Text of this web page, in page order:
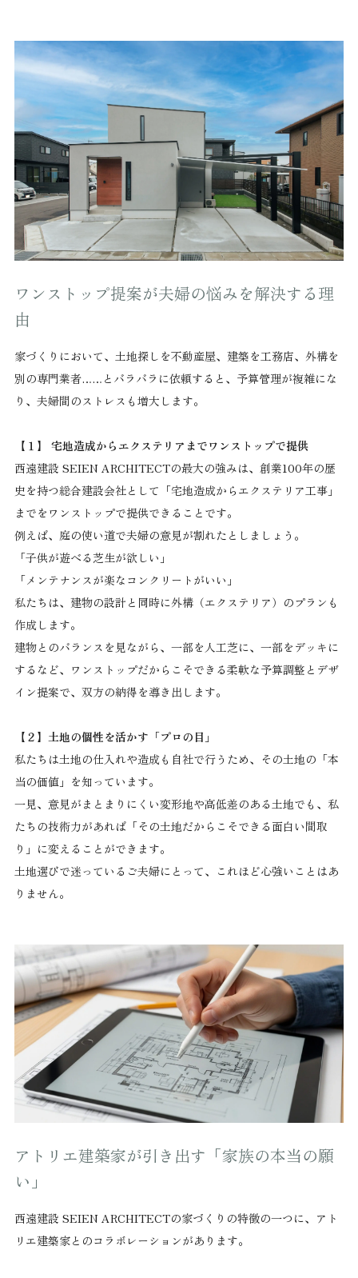
ワンストップ提案が夫婦の悩みを解決する理
由
家づくりにおいて、土地探しを不動産屋、建築を工務店、外構を
別の専門業者……とバラバラに依頼すると、予算管理が複雑にな
り、夫婦間のストレスも増大します。
【１】 宅地造成からエクステリアまでワンストップで提供
西遠建設 SEIEN ARCHITECTの最大の強みは、創業100年の歴
史を持つ総合建設会社として「宅地造成からエクステリア工事」
までをワンストップで提供できることです。
例えば、庭の使い道で夫婦の意見が割れたとしましょう。
「子供が遊べる芝生が欲しい」
「メンテナンスが楽なコンクリートがいい」
私たちは、建物の設計と同時に外構（エクステリア）のプランも
作成します。
建物とのバランスを見ながら、一部を人工芝に、一部をデッキに
するなど、ワンストップだからこそできる柔軟な予算調整とデザ
イン提案で、双方の納得を導き出します。
【２】土地の個性を活かす「プロの目」
私たちは土地の仕入れや造成も自社で行うため、その土地の「本
当の価値」を知っています。
一見、意見がまとまりにくい変形地や高低差のある土地でも、私
たちの技術力があれば「その土地だからこそできる面白い間取
り」に変えることができます。
土地選びで迷っているご夫婦にとって、これほど心強いことはあ
りません。
アトリエ建築家が引き出す「家族の本当の願
い」
西遠建設 SEIEN ARCHITECTの家づくりの特徴の一つに、アト
リエ建築家とのコラボレーションがあります。